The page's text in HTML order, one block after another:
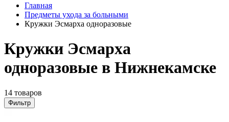
Главная
Предметы ухода за больными
Кружки Эсмарха одноразовые
Кружки Эсмарха
одноразовые в Нижнекамске
14 товаров
Фильтр